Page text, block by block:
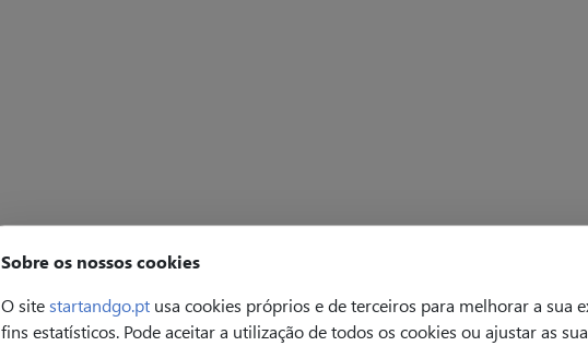
Sobre os nossos cookies
O sitestartandgo.pt usa cookies próprios e de terceiros para melhorar a sua
fins estatísticos. Pode aceitar a utilização de todos os cookies ou ajustar as